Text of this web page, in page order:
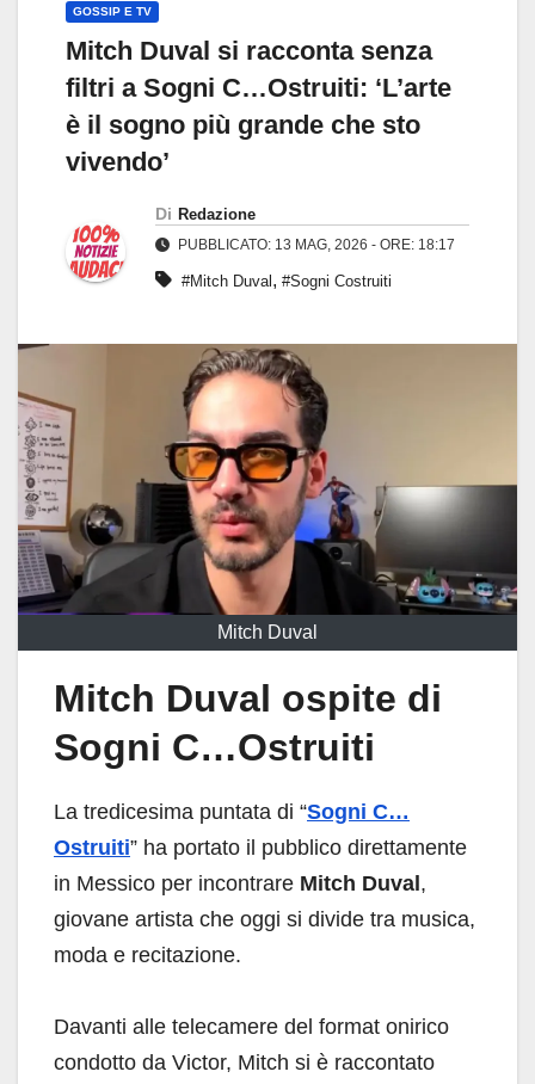
GOSSIP E TV
Mitch Duval si racconta senza
filtri a Sogni C…Ostruiti: ‘L’arte
è il sogno più grande che sto
vivendo’
Di Redazione
PUBBLICATO: 13 MAG, 2026 - ORE: 18:17
#Mitch Duval , #Sogni Costruiti
Mitch Duval
Mitch Duval ospite di
Sogni C…Ostruiti
La tredicesima puntata di “Sogni C…
Ostruiti” ha portato il pubblico direttamente
in Messico per incontrare Mitch Duval,
giovane artista che oggi si divide tra musica,
moda e recitazione.
Davanti alle telecamere del format onirico
condotto da Victor, Mitch si è raccontato